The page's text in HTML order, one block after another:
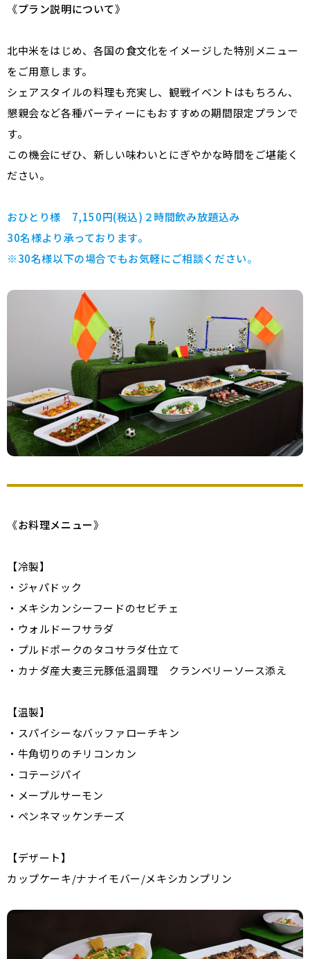
《プラン説明について》
北中米をはじめ、各国の食文化をイメージした特別メニュー
をご用意します。
シェアスタイルの料理も充実し、観戦イベントはもちろん、
懇親会など各種パーティーにもおすすめの期間限定プランで
す。
この機会にぜひ、新しい味わいとにぎやかな時間をご堪能く
ださい。
おひとり様 7,150円(税込)２時間飲み放題込み
30名様より承っております。
※30名様以下の場合でもお気軽にご相談ください。
《お料理メニュー》
【冷製】
・ジャパドック
・メキシカンシーフードのセビチェ
・ウォルドーフサラダ
・プルドポークのタコサラダ仕立て
・カナダ産大麦三元豚低温調理 クランベリーソース添え
【温製】
・スパイシーなバッファローチキン
・牛角切りのチリコンカン
・コテージパイ
・メープルサーモン
・ペンネマッケンチーズ
【デザート】
カップケーキ/ナナイモバー/メキシカンプリン